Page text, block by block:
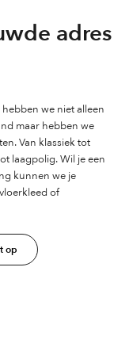
Dit tapijt is tweezijdig
adres
we niet alleen
maar hebben we
Van klassiek tot
laagpolig. Wil je een
kunnen we je
of
op